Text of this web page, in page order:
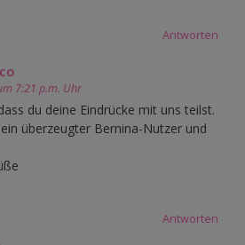
Antworten
7:21 p.m. Uhr
du deine Eindrücke mit uns teilst.
überzeugter Bernina-Nutzer und
Antworten